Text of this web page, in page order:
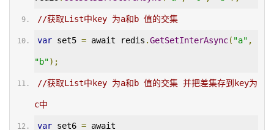
//获取List中key 为a和b 值的交集
var set5 = await redis .GetSetInterAsync( "a" ,
"b");
//获取List中key 为a和b 值的交集 并把差集存到key为
c中
var set6 = await